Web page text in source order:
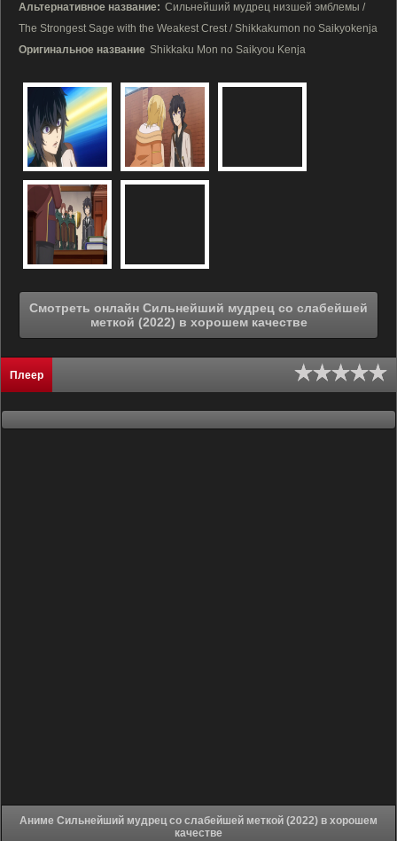
Альтернативное название: Сильнейший мудрец низшей эмблемы /
The Strongest Sage with the Weakest Crest / Shikkakumon no Saikyokenja
Оригинальное название Shikkaku Mon no Saikyou Kenja
Смотреть онлайн Сильнейший мудрец со слабейшей
меткой (2022) в хорошем качестве
Плеер
Аниме Сильнейший мудрец со слабейшей меткой (2022) в хорошем
качестве